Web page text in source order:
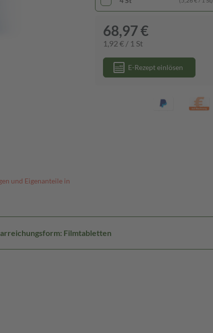
und Eigenanteile in
68,97 €
1,92 € / 1 St
E-Rezept einlösen
Filmtabletten